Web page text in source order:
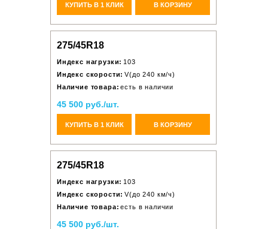
КУПИТЬ В 1 КЛИК В КОРЗИНУ
275/45R18
Индекс нагрузки: 103
Индекс скорости: V(до 240 км/ч)
Наличие товара: есть в наличии
45 500 руб./шт.
КУПИТЬ В 1 КЛИК В КОРЗИНУ
275/45R18
Индекс нагрузки: 103
Индекс скорости: V(до 240 км/ч)
Наличие товара: есть в наличии
45 500 руб./шт.